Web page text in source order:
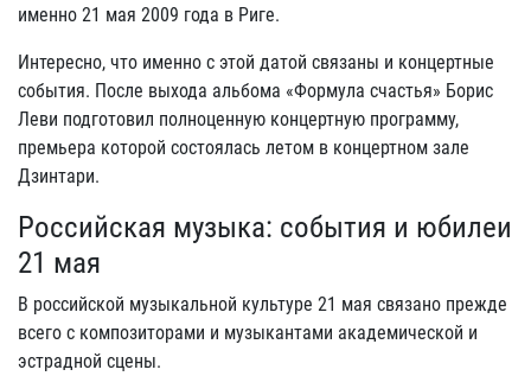
именно 21 мая 2009 года в Риге.
Интересно, что именно с этой датой связаны и концертные
события. После выхода альбома «Формула счастья» Борис
Леви подготовил полноценную концертную программу,
премьера которой состоялась летом в концертном зале
Дзинтари.
Российская музыка: события и юбилеи
21 мая
В российской музыкальной культуре 21 мая связано прежде
всего с композиторами и музыкантами академической и
эстрадной сцены.